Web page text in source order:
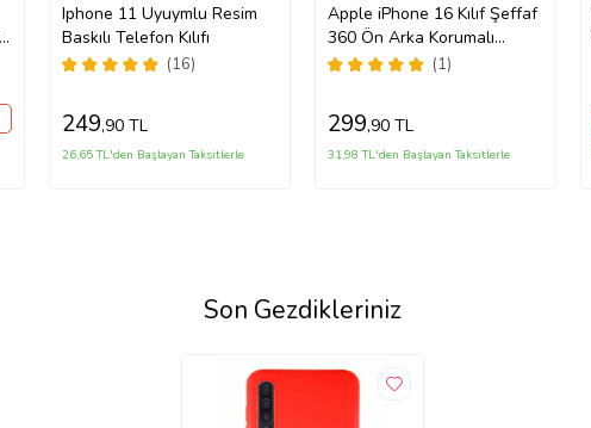
Iphone 11 Uyuymlu Resim
Baskılı Telefon Kılıfı
(16)
249,90 TL
26,65 TL'den Başlayan Taksitlerle
Apple iPhone 16 Kılıf Şeffaf
360 Ön Arka Korumalı
Silikon
(1)
299,90 TL
31,98 TL'den Başlayan Taksitlerle
Son Gezdikleriniz